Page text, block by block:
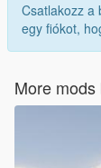
Csatlakozz a
egy fiókot,
More mods